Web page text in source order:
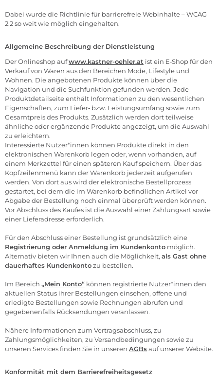
Dabei wurde die Richtlinie für barrierefreie Webinhalte – WCAG
2.2 so weit wie möglich eingehalten.
Allgemeine Beschreibung der Dienstleistung
Der Onlineshop aufwww.kastner-oehler.at ist ein E‑Shop für den
Verkauf von Waren aus den Bereichen Mode, Lifestyle und
Wohnen. Die angebotenen Produkte können über die
Navigation und die Suchfunktion gefunden werden. Jede
Produktdetailseite enthält Informationen zu den wesentlichen
Eigenschaften, zum Liefer‑ bzw. Leistungsumfang sowie zum
Gesamtpreis des Produkts. Zusätzlich werden dort teilweise
ähnliche oder ergänzende Produkte angezeigt, um die Auswahl
zu erleichtern.
Interessierte Nutzer*innen können Produkte direkt in den
elektronischen Warenkorb legen oder, wenn vorhanden, auf
einem Merkzettel für einen späteren Kauf speichern. Über das
Kopfzeilenmenü kann der Warenkorb jederzeit aufgerufen
werden. Von dort aus wird der elektronische Bestellprozess
gestartet, bei dem die im Warenkorb befindlichen Artikel vor
Abgabe der Bestellung noch einmal überprüft werden können.
Vor Abschluss des Kaufes ist die Auswahl einer Zahlungsart sowie
einer Lieferadresse erforderlich.
Für den Abschluss einer Bestellung ist grundsätzlich eine
Registrierung oder Anmeldung im Kundenkonto möglich.
Alternativ bieten wir Ihnen auch die Möglichkeit, als Gast ohne
dauerhaftes Kundenkontozu bestellen.
Im Bereich „Mein Konto“ können registrierte Nutzer*innen den
aktuellen Status ihrer Bestellungen einsehen, offene und
erledigte Bestellungen sowie Rechnungen abrufen und
gegebenenfalls Rücksendungen veranlassen.
Nähere Informationen zum Vertragsabschluss, zu
Zahlungsmöglichkeiten, zu Versandbedingungen sowie zu
unseren Services finden Sie in unseren AGBsauf unserer Website.
Konformität mit dem Barrierefreiheitsgesetz